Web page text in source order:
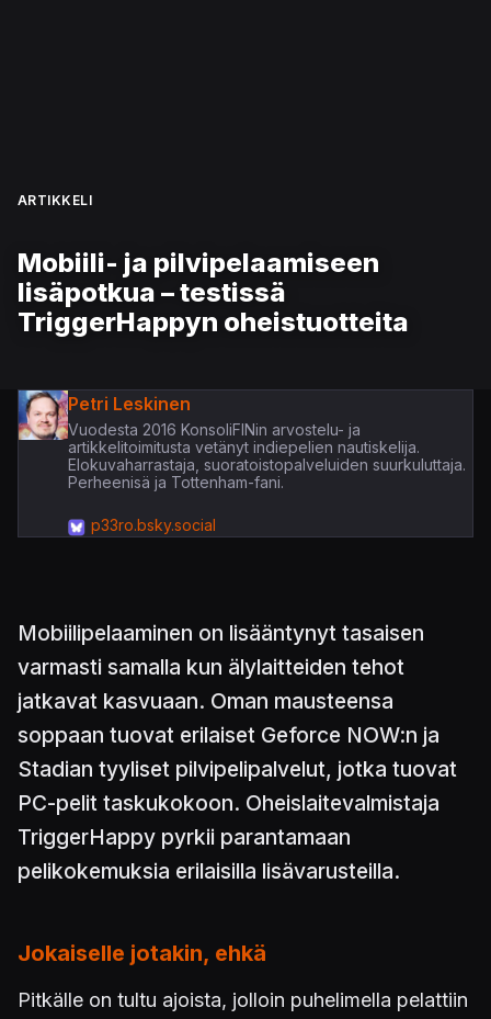
ARTIKKELI
Mobiili- ja pilvipelaamiseen
lisäpotkua – testissä
TriggerHappyn oheistuotteita
Petri Leskinen
Vuodesta 2016 KonsoliFINin arvostelu- ja
artikkelitoimitusta vetänyt indiepelien nautiskelija.
Elokuvaharrastaja, suoratoistopalveluiden suurkuluttaja.
Perheenisä ja Tottenham-fani.
p33ro.bsky.social
Mobiilipelaaminen on lisääntynyt tasaisen
varmasti samalla kun älylaitteiden tehot
jatkavat kasvuaan. Oman mausteensa
soppaan tuovat erilaiset Geforce NOW:n ja
Stadian tyyliset pilvipelipalvelut, jotka tuovat
PC-pelit taskukokoon. Oheislaitevalmistaja
TriggerHappy pyrkii parantamaan
pelikokemuksia erilaisilla lisävarusteilla.
Jokaiselle jotakin, ehkä
Pitkälle on tultu ajoista, jolloin puhelimella pelattiin